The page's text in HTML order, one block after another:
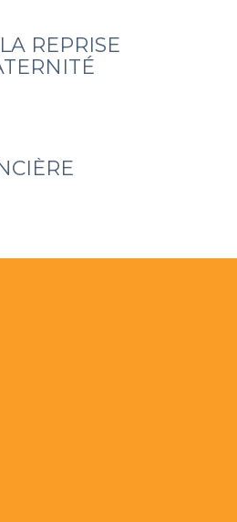
REPRISE